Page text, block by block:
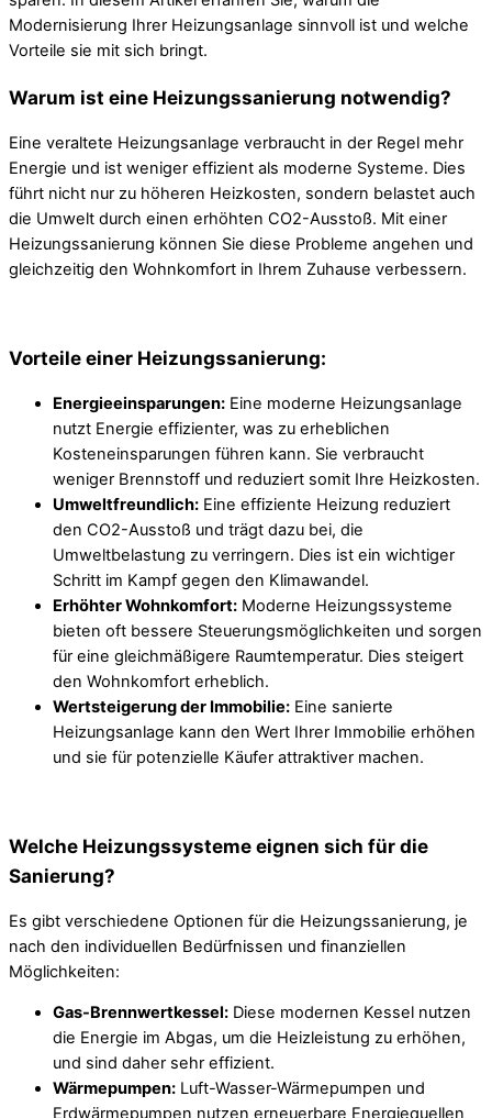
Modernisierung Ihrer Heizungsanlage sinnvoll ist und welche
Vorteile sie mit sich bringt.
Warum ist eine Heizungssanierung notwendig?
Eine veraltete Heizungsanlage verbraucht in der Regel mehr
Energie und ist weniger effizient als moderne Systeme. Dies
führt nicht nur zu höheren Heizkosten, sondern belastet auch
die Umwelt durch einen erhöhten CO2-Ausstoß. Mit einer
Heizungssanierung können Sie diese Probleme angehen und
gleichzeitig den Wohnkomfort in Ihrem Zuhause verbessern.
Vorteile einer Heizungssanierung:
Energieeinsparungen: Eine moderne Heizungsanlage
nutzt Energie effizienter, was zu erheblichen
Kosteneinsparungen führen kann. Sie verbraucht
weniger Brennstoff und reduziert somit Ihre Heizkosten.
Umweltfreundlich: Eine effiziente Heizung reduziert
den CO2-Ausstoß und trägt dazu bei, die
Umweltbelastung zu verringern. Dies ist ein wichtiger
Schritt im Kampf gegen den Klimawandel.
Erhöhter Wohnkomfort: Moderne Heizungssysteme
bieten oft bessere Steuerungsmöglichkeiten und sorgen
für eine gleichmäßigere Raumtemperatur. Dies steigert
den Wohnkomfort erheblich.
Wertsteigerung der Immobilie: Eine sanierte
Heizungsanlage kann den Wert Ihrer Immobilie erhöhen
und sie für potenzielle Käufer attraktiver machen.
Welche Heizungssysteme eignen sich für die
Sanierung?
Es gibt verschiedene Optionen für die Heizungssanierung, je
nach den individuellen Bedürfnissen und finanziellen
Möglichkeiten:
Gas-Brennwertkessel: Diese modernen Kessel nutzen
die Energie im Abgas, um die Heizleistung zu erhöhen,
und sind daher sehr effizient.
Wärmepumpen: Luft-Wasser-Wärmepumpen und
Erdwärmepumpen nutzen erneuerbare Energiequellen